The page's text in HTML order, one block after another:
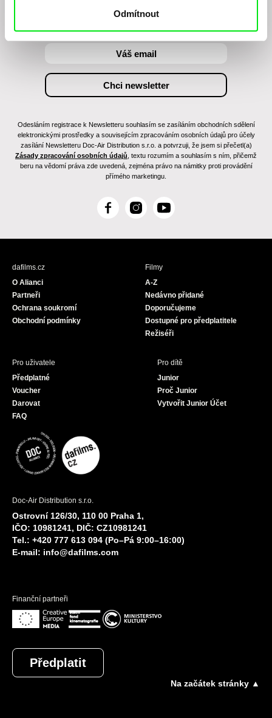
Odmítnout
filmovém programu?
Odesláním registrace k Newsletteru souhlasím se zasíláním obchodních sdělení
elektronickými prostředky a souvisejícím zpracováním osobních údajů pro účely
zasílání Newsletteru Doc-Air Distribution s.r.o. a potvrzuji, že jsem si přečetl(a)
Zásady zpracování osobních údajů , textu rozumím a souhlasím s ním, přičemž
beru na vědomí práva zde uvedená, zejména právo na námitky proti provádění
přímého marketingu.
F
c
I
s
Y
u
dafilms.cz
O Alianci
Partneři
Ochrana soukromí
Obchodní podmínky
Filmy
A-Z
Nedávno přidané
Doporučujeme
Dostupné pro předplatitele
Režiséři
Pro uživatele
Předplatné
Voucher
Darovat
FAQ
Pro dítě
Junior
Proč Junior
Vytvořit Junior Účet
Doc-Air Distribution s.r.o.
Ostrovní 126/30, 110 00 Praha 1,
IČO: 10981241, DIČ: CZ10981241
Tel.: +420 777 613 094 (Po–Pá 9:00–16:00)
E-mail: info@dafilms.com
Finanční partneři
Předplatit
Na začátek stránky ▲